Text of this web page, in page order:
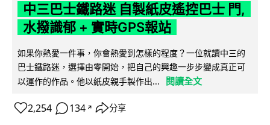
中三巴士鐵路迷 自製紙皮遙控巴士 門,
水撥識郁 + 實時GPS報站
如果你熱愛一件事，你會熱愛到怎樣的程度？一位就讀中三的
巴士鐵路迷，選擇由零開始，把自己的興趣一步步變成真正可
以運作的作品。他以紙皮親手製作出...
閱讀全文
2,254 134 ↗ 分享